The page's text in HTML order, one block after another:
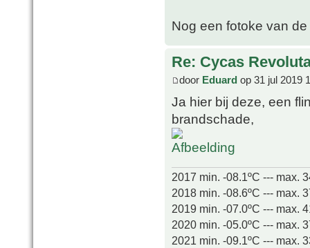
Nog een fotoke van
Re: Cycas
door Eduard op 31 jul 2019
Ja hier bij deze, een
brandschade,
2017 min. -08.1ºC --- max.
2018 min. -08.6ºC --- max.
2019 min. -07.0ºC --- max.
2020 min. -05.0ºC --- max.
2021 min. -09.1ºC --- max.